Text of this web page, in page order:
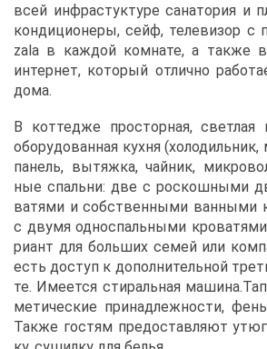
всей ин­фра­с­тук­ту­ре са­на­то­рия и
кон­ди­ци­о­не­ры, сейф, те­ле­ви­зор с
zala в каж­дой ком­на­те, а та­к­же
ин­тер­нет, ко­то­рый от­лич­но
до­ма.
В кот­те­дже про­стор­ная, свет­лая
обо­ру­до­ван­ная кух­ня
па­нель, вы­тяж­ка, чай­ник,
ные спаль­ни: две с рос­кош­ны­ми
ва­тя­ми и соб­ствен­ны­ми ван­ны­ми
с дву­мя од­но­спаль­ны­ми
ри­ант для боль­ших се­мей или
есть до­ступ к до­пол­ни­тель­ной
те. Име­ет­ся сти­раль­ная
ме­ти­че­ские при­над­леж­но­сти,
Та­к­же го­стям предо­став­ля­ют